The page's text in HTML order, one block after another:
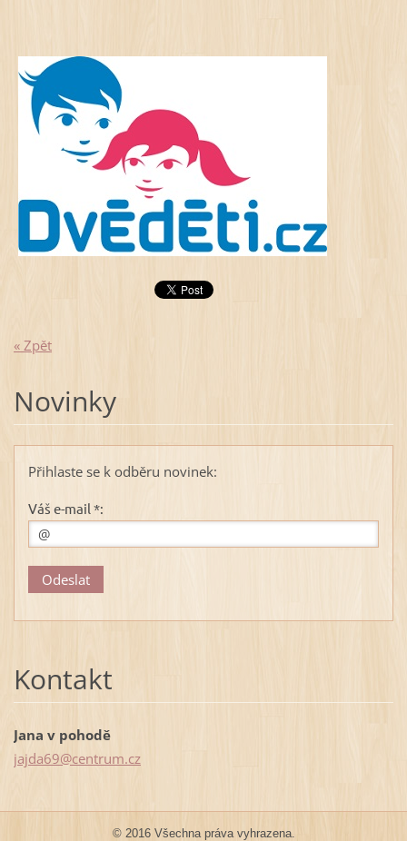
« Zpět
Novinky
Přihlaste se k odběru novinek:
Váš e-mail *:
Kontakt
Jana v pohodě
jajda69@centrum.cz
© 2016 Všechna práva vyhrazena.